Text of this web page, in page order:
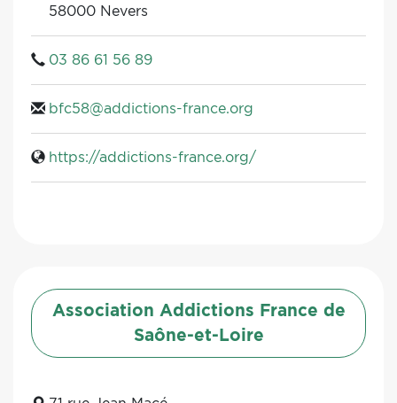
58000 Nevers
03 86 61 56 89
bfc58@addictions-france.org
https://addictions-france.org/
Association Addictions France de
Saône-et-Loire